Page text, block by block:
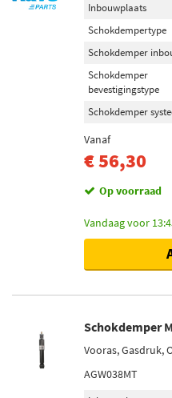
Inbouwplaats
Schokdempertype
Schokdemper
Schokdemper
bevestigingstype
Schokdemper
Vanaf
€ 56,30
Op voorraad
Vandaag voor
Schokdemper
Vooras, Gasdruk,
AGW038MT